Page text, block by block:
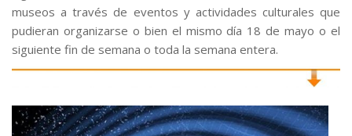
museos a través de eventos y actividades culturales que
pudieran organizarse o bien el mismo día 18 de mayo o el
siguiente fin de semana o toda la semana entera.